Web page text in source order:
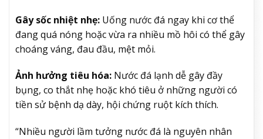
Gây sốc nhiệt nhẹ: Uống nước đá ngay khi cơ thể
đang quá nóng hoặc vừa ra nhiều mồ hôi có thể gây
choáng váng, đau đầu, mệt mỏi.
Ảnh hưởng tiêu hóa: Nước đá lạnh dễ gây đầy
bụng, co thắt nhẹ hoặc khó tiêu ở những người có
tiền sử bệnh dạ dày, hội chứng ruột kích thích.
“Nhiều người lầm tưởng nước đá là nguyên nhân